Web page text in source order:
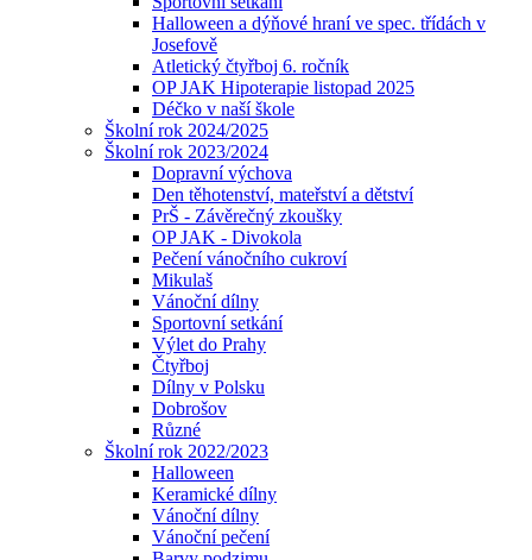
Halloween a dýňové hraní ve spec. třídách v
Josefově
Atletický čtyřboj 6. ročník
OP JAK Hipoterapie listopad 2025
Déčko v naší škole
Školní rok 2024/2025
Školní rok 2023/2024
Dopravní výchova
Den těhotenství, mateřství a dětství
PrŠ - Závěrečný zkoušky
OP JAK - Divokola
Pečení vánočního cukroví
Mikulaš
Vánoční dílny
Sportovní setkání
Výlet do Prahy
Čtyřboj
Dílny v Polsku
Dobrošov
Různé
Školní rok 2022/2023
Halloween
Keramické dílny
Vánoční dílny
Vánoční pečení